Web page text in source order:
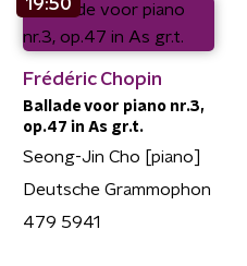
19:50
Frédéric Chopin
Ballade voor piano nr.3,
op.47 in As gr.t.
Seong-Jin Cho [piano]
Deutsche Grammophon
479 5941